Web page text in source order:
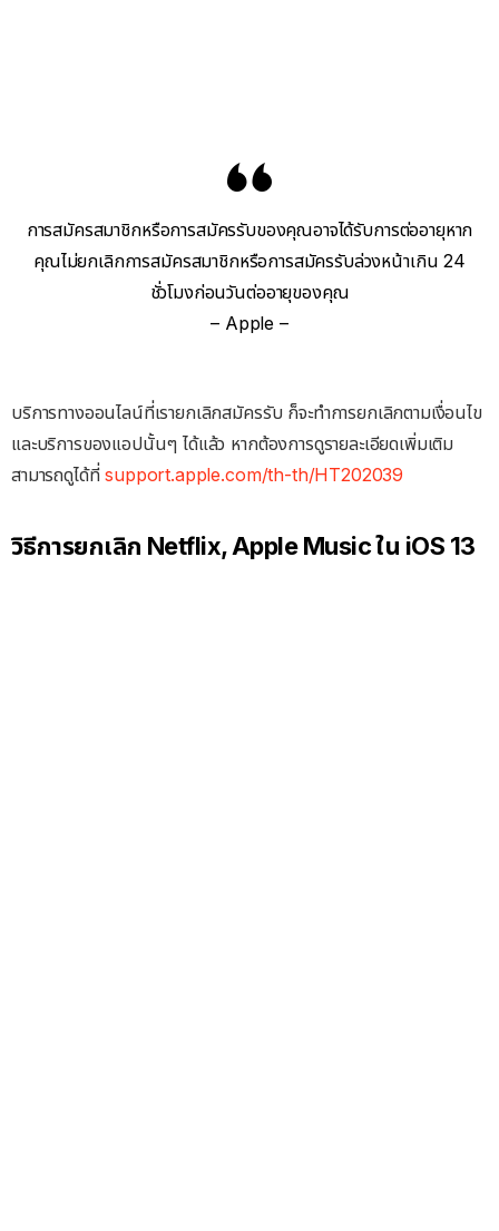
การสมัครสมาชิกหรือการสมัครรับของคุณอาจได้รับการต่ออายุหาก
คุณไม่ยกเลิกการสมัครสมาชิกหรือการสมัครรับล่วงหน้าเกิน 24
ชั่วโมงก่อนวันต่ออายุของคุณ
– Apple –
บริการทางออนไลน์ที่เรายกเลิกสมัครรับ ก็จะทำการยกเลิกตามเงื่อนไข
และบริการของแอปนั้นๆ ได้แล้ว หากต้องการดูรายละเอียดเพิ่มเติม
สามารถดูได้ที่support.apple.com/th-th/HT202039
วิธีการยกเลิก Netflix, Apple Music ใน iOS 13